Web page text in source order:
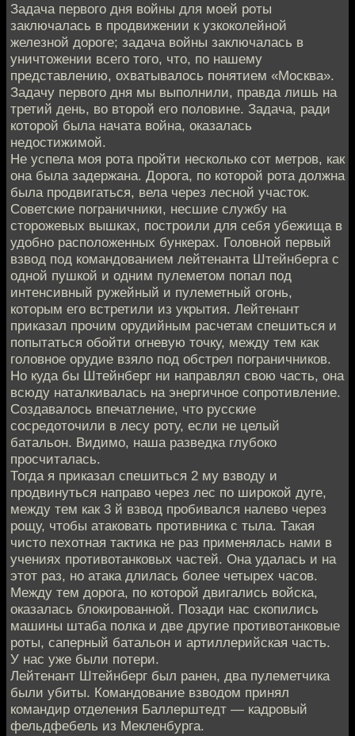
Задача первого дня войны для моей роты
заключалась в продвижении к узкоколейной
железной дороге; задача войны заключалась в
уничтожении всего того, что, по нашему
представлению, охватывалось понятием «Москва».
Задачу первого дня мы выполнили, правда лишь на
третий день, во второй его половине. Задача, ради
которой была начата война, оказалась
недостижимой.
Не успела моя рота пройти несколько сот метров, как
она была задержана. Дорога, по которой рота должна
была продвигаться, вела через лесной участок.
Советские пограничники, несшие службу на
сторожевых вышках, построили для себя убежища в
удобно расположенных бункерах. Головной первый
взвод под командованием лейтенанта Штейнберга с
одной пушкой и одним пулеметом попал под
интенсивный ружейный и пулеметный огонь,
которым его встретили из укрытия. Лейтенант
приказал прочим орудийным расчетам спешиться и
попытаться обойти огневую точку, между тем как
головное орудие взяло под обстрел пограничников.
Но куда бы Штейнберг ни направлял свою часть, она
всюду наталкивалась на энергичное сопротивление.
Создавалось впечатление, что русские
сосредоточили в лесу роту, если не целый
батальон. Видимо, наша разведка глубоко
просчиталась.
Тогда я приказал спешиться 2 му взводу и
продвинуться направо через лес по широкой дуге,
между тем как 3 й взвод пробивался налево через
рощу, чтобы атаковать противника с тыла. Такая
чисто пехотная тактика не раз применялась нами в
учениях противотанковых частей. Она удалась и на
этот раз, но атака длилась более четырех часов.
Между тем дорога, по которой двигались войска,
оказалась блокированной. Позади нас скопились
машины штаба полка и две другие противотанковые
роты, саперный батальон и артиллерийская часть.
У нас уже были потери.
Лейтенант Штейнберг был ранен, два пулеметчика
были убиты. Командование взводом принял
командир отделения Баллерштедт — кадровый
фельдфебель из Мекленбурга.